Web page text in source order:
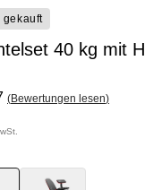
gekauft
40 kg mit
(Bewertungen lesen)